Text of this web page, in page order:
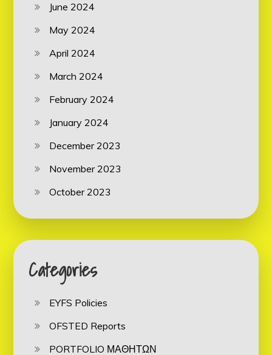
June 2024
May 2024
April 2024
March 2024
February 2024
January 2024
December 2023
November 2023
October 2023
Categories
EYFS Policies
OFSTED Reports
PORTFOLIO ΜΑΘΗΤΩΝ